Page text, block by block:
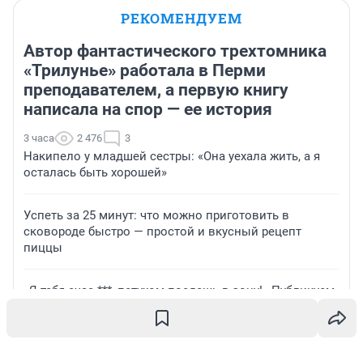
РЕКОМЕНДУЕМ
Автор фантастического трехтомника
«Трилунье» работала в Перми
преподавателем, а первую книгу
написала на спор — ее история
3 часа 2 476 3
Накипело у младшей сестры: «Она уехала жить, а я
осталась быть хорошей»
Успеть за 25 минут: что можно приготовить в
сковороде быстро — простой и вкусный рецепт
пиццы
«Я тебя счас ***, петухом поедешь в зону!» Публикуем
видео нападения уральского гопника на ветерана